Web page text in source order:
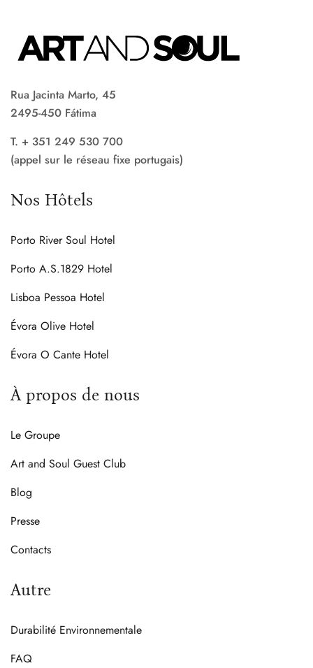
Rua Jacinta Marto, 45
2495-450 Fátima
T. + 351 249 530 700
(appel sur le réseau fixe portugais)
Nos Hôtels
Porto River Soul Hotel
Porto A.S.1829 Hotel
Lisboa Pessoa Hotel
Évora Olive Hotel
Évora O Cante Hotel
À propos de nous
Le Groupe
Art and Soul Guest Club
Blog
Presse
Contacts
Autre
Durabilité Environnementale
FAQ